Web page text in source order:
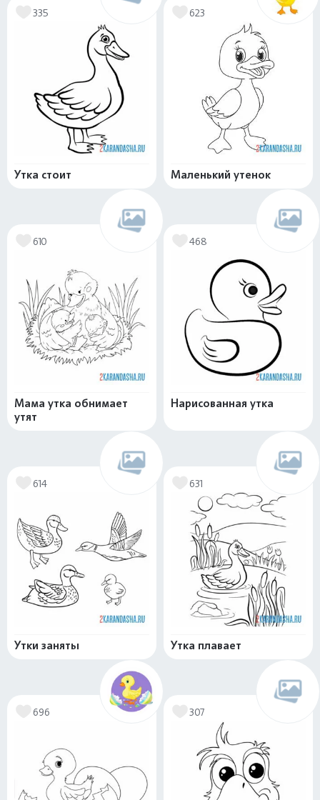
335
Утка стоит
623
Маленький утенок
610
Мама утка обнимает
утят
468
Нарисованная утка
614
Утки заняты
631
Утка плавает
696 307